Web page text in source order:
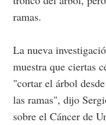
ramas.
La nueva
muestra que ciertas
"cortar el árbol
las ramas", dijo
sobre el Cáncer de